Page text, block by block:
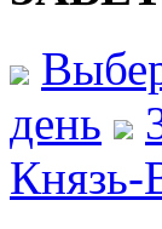
день
Князь-